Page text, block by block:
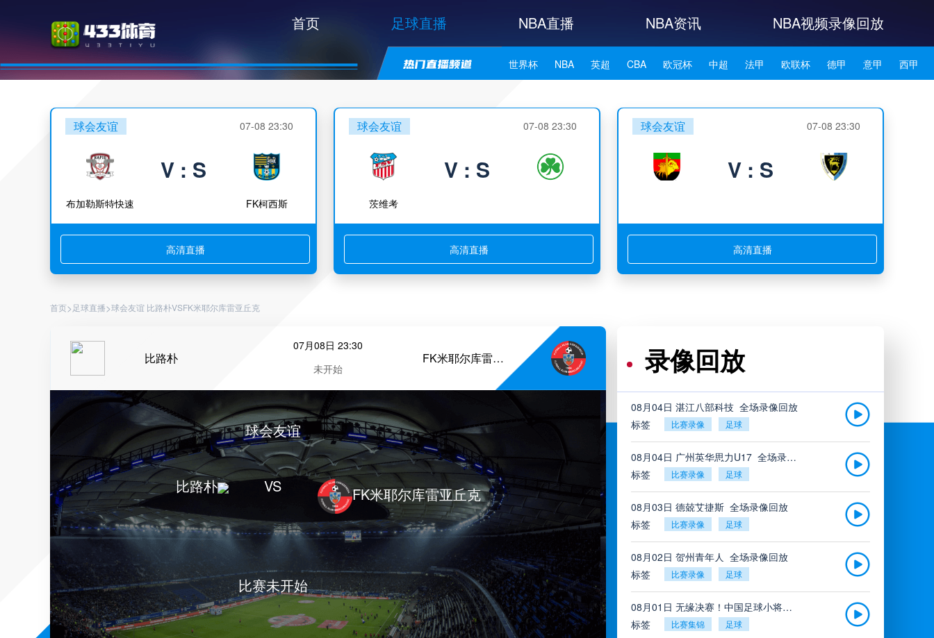
首页 足球直播 NBA直播 NBA资讯 NBA视频录像回放
世界杯 NBA 英超 CBA 欧冠杯 中超 法甲 欧联杯 德甲 意甲 西甲
NBA独行侠 NBA勇士 NBA湖人 NBA赛程 NBA东契奇
NBA库里 NBA资讯
球会友谊 07-08 23:30
布加勒斯特快速
V : S
FK柯西斯
高清直播
球会友谊 07-08 23:30
茨维考
V : S
高清直播
球会友谊 07-08 23:30
V : S
高清直播
首页> 足球直播>球会友谊 比路朴VSFK米耶尔库雷亚丘克
比路朴
07月08日 23:30
未开始
FK米耶尔库雷亚丘克
比路朴
球会友谊
VS
比赛未开始
FK米耶尔库雷亚丘克
录像回放
08月04日 湛江八部科技_全场录像回放
标签
比赛录像 足球
08月04日 广州英华思力U17_全场录像回放
标签
比赛录像 足球
08月03日 德兢艾捷斯_全场录像回放
标签
比赛录像 足球
08月02日 贺州青年人_全场录像回放
标签
比赛录像 足球
08月01日 无缘决赛！中国足球小将红队0-2亚洲明星联，后者决赛战杭州足管
标签
比赛集锦 足球